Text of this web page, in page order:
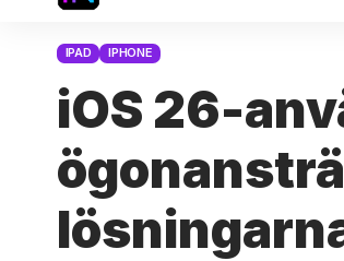
IPAD IPHONE
iOS 26-